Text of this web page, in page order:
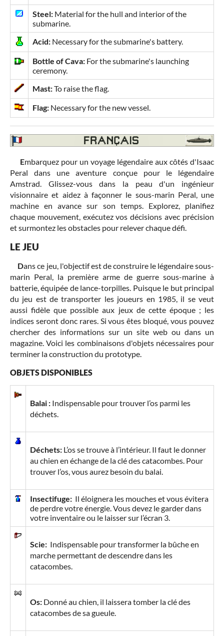
Steel: Material for the hull and interior of the
submarine.
Acid: Necessary for the submarine's battery.
Bottle of Cava: For the submarine's launching
ceremony.
Mast:To raise the flag.
Flag: Necessary for the new vessel.
Embarquez pour un voyage légendaire aux côtés d'Isaac
Peral dans une aventure conçue pour le légendaire
Amstrad. Glissez-vous dans la peau d'un ingénieur
visionnaire et aidez à façonner le sous-marin Peral, une
machine en avance sur son temps. Explorez, planifiez
chaque mouvement, exécutez vos décisions avec précision
et surmontez les obstacles pour relever chaque défi.
LE JEU
Dans ce jeu, l'objectif est de construire le légendaire sous-
marin Peral, la première arme de guerre sous-marine à
batterie, équipée de lance-torpilles. Puisque le but principal
du jeu est de transporter les joueurs en 1985, il se veut
aussi fidèle que possible aux jeux de cette époque ; les
indices seront donc rares. Si vous êtes bloqué, vous pouvez
chercher des informations sur un site web ou dans un
magazine. Voici les combinaisons d'objets nécessaires pour
terminer la construction du prototype.
OBJETS DISPONIBLES
Balai : Indispensable pour trouver l’os parmi les
déchets.
Déchets: L’os se trouve à l’intérieur. Il faut le donner
au chien en échange de la clé des catacombes. Pour
trouver l’os, vous aurez besoin du balai.
Insectifuge: Il éloignera les mouches et vous évitera
de perdre votre énergie. Vous devez le garder dans
votre inventaire ou le laisser sur l’écran 3.
Scie: Indispensable pour transformer la bûche en
marche permettant de descendre dans les
catacombes
Os: Donné au chien, il laissera tomber la clé des
catacombes de sa gueule.